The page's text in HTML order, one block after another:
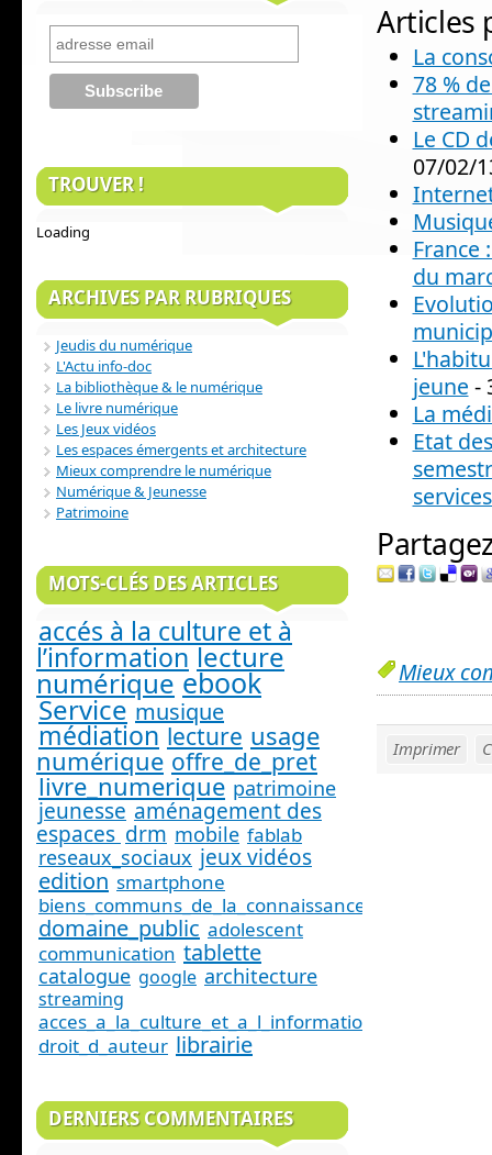
Articles
La
78 %
Le CD
07/02/
France
du
jeune -
La
Etat
Mieux
Imprimer
TROUVER !
Loading
ARCHIVES PAR RUBRIQUES
Jeudis du numérique
L'Actu info-doc
La bibliothèque & le numérique
Le livre numérique
Les Jeux vidéos
Les espaces émergents et architecture
Mieux comprendre le numérique
Numérique & Jeunesse
Patrimoine
MOTS-CLÉS DES ARTICLES
accés à la culture et à
l’information lecture
numérique ebook
Service musique
médiation lecture usage
numérique offre_de_pret
livre_numerique patrimoine
jeunesse aménagement des
espaces drm mobile fablab
reseaux_sociaux jeux vidéos
edition smartphone
biens_communs_de_la_connaissance
domaine_public adolescent
communication tablette
catalogue google architecture
streaming
acces_a_la_culture_et_a_l_information_
droit_d_auteur librairie
DERNIERS COMMENTAIRES